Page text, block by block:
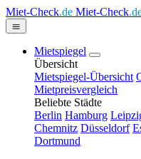
Miet-Check.de Miet-Check
Mietspiegel
Übersicht
Mietspiegel-Übersicht
Mietpreisvergleich
Beliebte Städte
Berlin Hamburg
Chemnitz Düsseldorf
Dortmund